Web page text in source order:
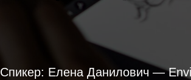
Спикер: Елена Данилович —